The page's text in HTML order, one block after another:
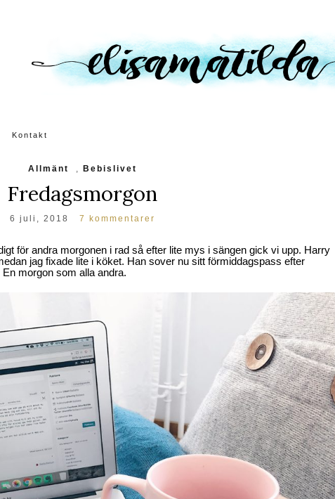
Kontakt
Allmänt , Bebislivet
Fredagsmorgon
6 juli, 2018 7 kommentarer
för andra morgonen i rad så efter lite mys i sängen gick vi upp. Harry
jag fixade lite i köket. Han sover nu sitt förmiddagspass efter
morgon som alla andra.